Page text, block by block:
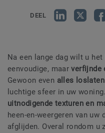
DEEL
Na een lange dag wilt u
eenvoudige, maar verfijnde
Gewoon even alles
luchtige sfeer in uw
uitnodigende texturen en
heen-en-weergeren van
afglijden. Overal rondom u